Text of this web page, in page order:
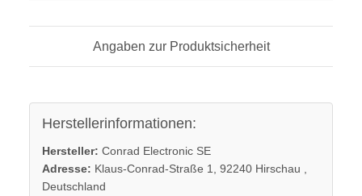
Angaben zur Produktsicherheit
Herstellerinformationen:
Hersteller: Conrad Electronic SE
Adresse: Klaus-Conrad-Straße 1, 92240 Hirschau ,
Deutschland